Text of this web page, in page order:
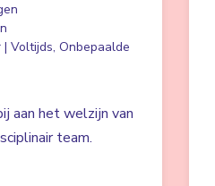
Voltijds, Onbepaalde
aan het welzijn van
team.